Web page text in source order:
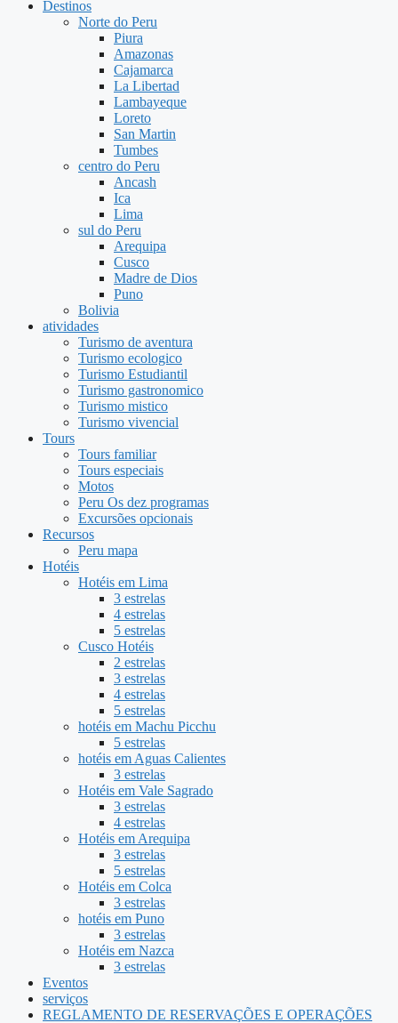
Destinos
Norte do Peru
Piura
Amazonas
Cajamarca
La Libertad
Lambayeque
Loreto
San Martin
Tumbes
centro do Peru
Ancash
Ica
Lima
sul do Peru
Arequipa
Cusco
Madre de Dios
Puno
Bolivia
atividades
Turismo de aventura
Turismo ecologico
Turismo Estudiantil
Turismo gastronomico
Turismo mistico
Turismo vivencial
Tours
Tours familiar
Tours especiais
Motos
Peru Os dez programas
Excursões opcionais
Recursos
Peru mapa
Hotéis
Hotéis em Lima
3 estrelas
4 estrelas
5 estrelas
Cusco Hotéis
2 estrelas
3 estrelas
4 estrelas
5 estrelas
hotéis em Machu Picchu
5 estrelas
hotéis em Aguas Calientes
3 estrelas
Hotéis em Vale Sagrado
3 estrelas
4 estrelas
Hotéis em Arequipa
3 estrelas
5 estrelas
Hotéis em Colca
3 estrelas
hotéis em Puno
3 estrelas
Hotéis em Nazca
3 estrelas
Eventos
serviços
REGLAMENTO DE RESERVAÇÕES E OPERAÇÕES